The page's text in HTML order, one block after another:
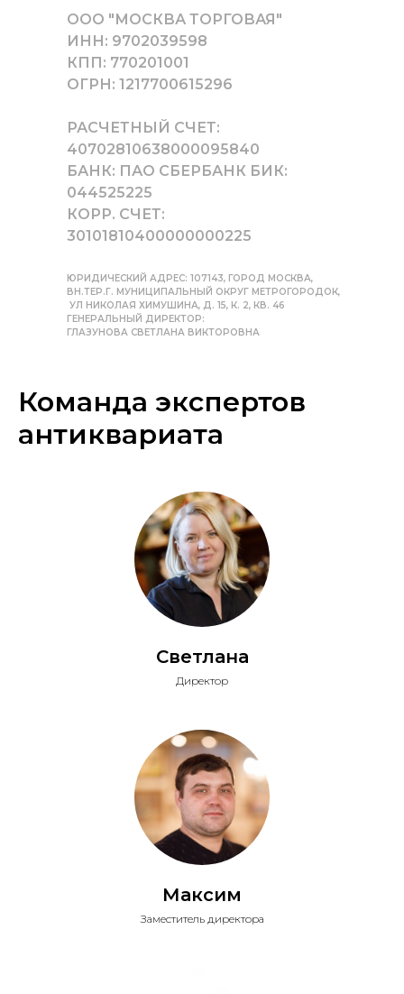
ООО "МОСКВА ТОРГОВАЯ"
ИНН: 9702039598
КПП: 770201001
ОГРН: 1217700615296
РАСЧЕТНЫЙ СЧЕТ:
40702810638000095840
БАНК: ПАО СБЕРБАНК БИК:
044525225
КОРР. СЧЕТ:
30101810400000000225
ЮРИДИЧЕСКИЙ АДРЕС: 107143, ГОРОД МОСКВА,
ВН.ТЕР.Г. МУНИЦИПАЛЬНЫЙ ОКРУГ МЕТРОГОРОДОК,
УЛ НИКОЛАЯ ХИМУШИНА, Д. 15, К. 2, КВ. 46
ГЕНЕРАЛЬНЫЙ ДИРЕКТОР:
ГЛАЗУНОВА СВЕТЛАНА ВИКТОРОВНА
Команда экспертов
антиквариата
Светлана
Директор
Максим
Заместитель директора